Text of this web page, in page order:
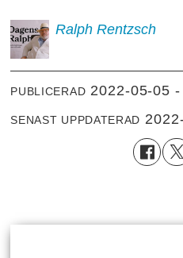
Ralph Rentzsch
PUBLICERAD 2022-05-05
SENAST UPPDATERAD